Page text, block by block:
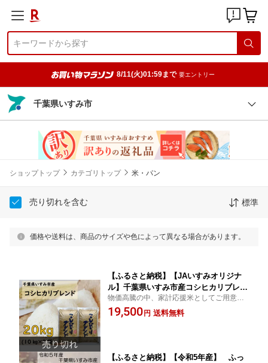
8/11(火)01:59まで 要エントリー
千葉県いすみ市
ショップトップ カテゴリトップ 米・パン
売り切れを含む 標準
価格や送料は、商品のサイズや色によって異なる場合があります。
【ふるさと納税】【JAいすみオリジナ
ル】千葉県いすみ市産コシヒカリブレン
ド 精米20kg(10kg×2袋)【1393920】
物価高騰の中、家計応援米としてご用意し
ました。お腹も心も満足の20kg!!
19,500 円 送料無料
【ふるさと納税】【令和5年産】 ふっ